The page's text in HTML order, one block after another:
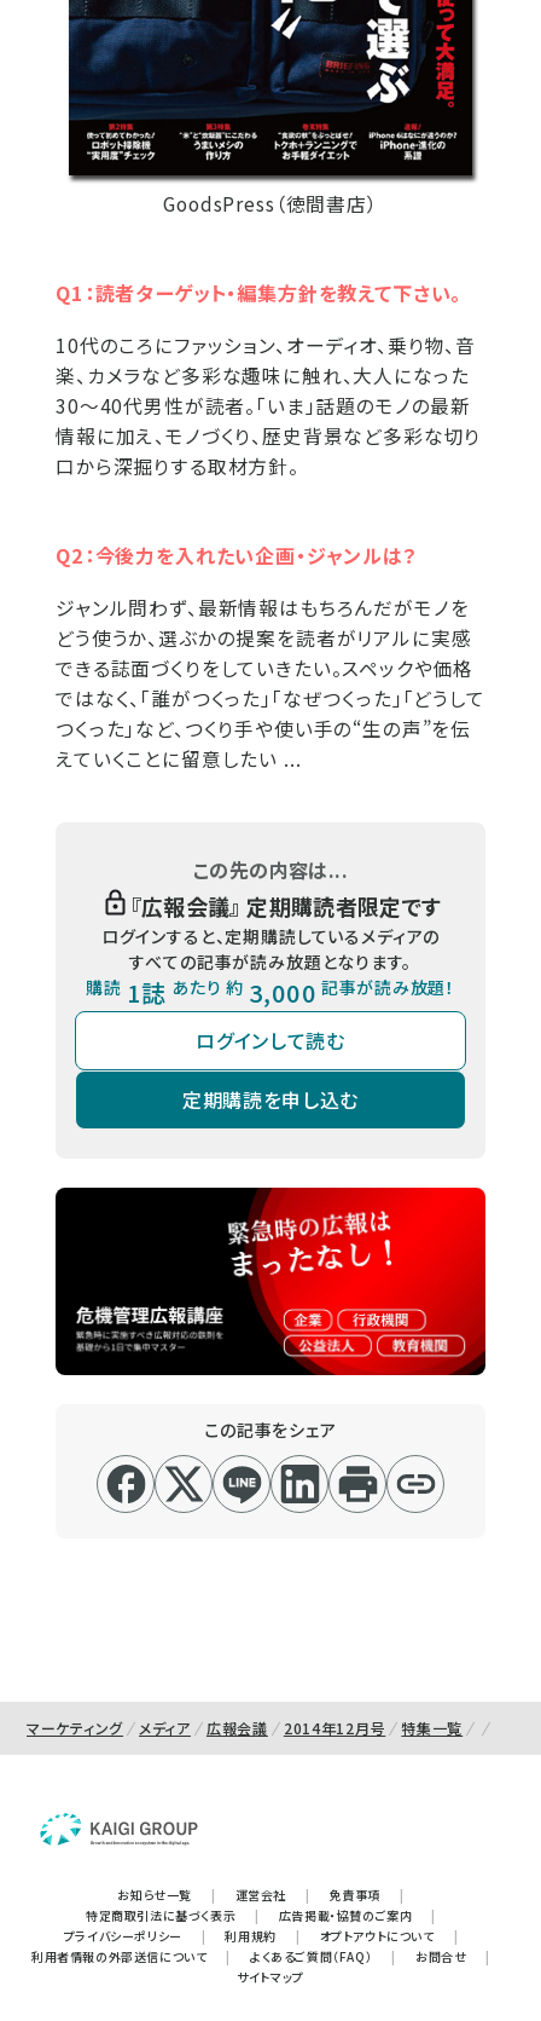
GoodsPress（徳間書店）
Q1：読者ターゲット・編集方針を教えて下さい。
10代のころにファッション、オーディオ、乗り物、音
楽、カメラなど多彩な趣味に触れ、大人になった
30〜40代男性が読者。「いま」話題のモノの最新
情報に加え、モノづくり、歴史背景など多彩な切り
口から深掘りする取材方針。
Q2：今後力を入れたい企画・ジャンルは？
ジャンル問わず、最新情報はもちろんだがモノを
どう使うか、選ぶかの提案を読者がリアルに実感
できる誌面づくりをしていきたい。スペックや価格
ではなく、「誰がつくった」「なぜつくった」「どうして
つくった」など、つくり手や使い手の“生の声”を伝
えていくことに留意したい ...
この先の内容は...
『広報会議』 定期購読者限定です
ログインすると、定期購読しているメディアの
すべての記事が読み放題となります。
購読 1誌 あたり 約 3,000 記事が読み放題！
ログインして読む
定期購読を申し込む
この記事をシェア
マーケティング メディア 広報会議 2014年12月号 特集一覧
お知らせ一覧 | 運営会社 | 免責事項
|
特定商取引法に基づく表示
| 広告掲載・協賛のご案内
|
プライバシーポリシー
| 利用規約 | オプトアウトについて
|
利用者情報の外部送信について
| よくあるご質問（FAQ） | お問合せ
|
サイトマップ